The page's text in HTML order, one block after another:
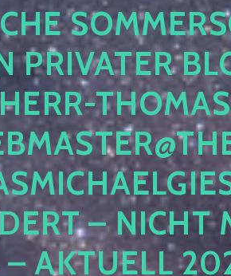
PRIVATER
– NICHT
AKTUELL